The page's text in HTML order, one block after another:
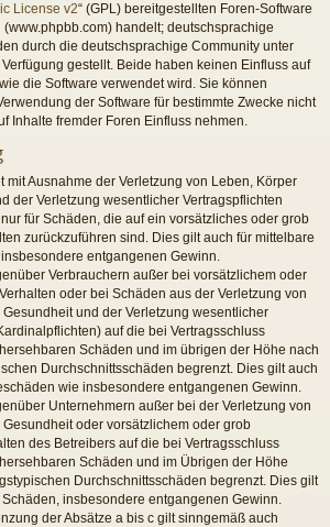
License v2“ (GPL) bereitgestellten Foren-Software
handelt; deutschsprachige
durch die deutschsprachige Community unter
gestellt. Beide haben keinen Einfluss auf
die Software verwendet wird. Sie können
der Software für bestimmte Zwecke nicht
Inhalte fremder Foren Einfluss nehmen.
mit Ausnahme der Verletzung von Leben, Körper
der Verletzung wesentlicher Vertragspflichten
für Schäden, die auf ein vorsätzliches oder grob
zurückzuführen sind. Dies gilt auch für mittelbare
entgangenen Gewinn.
Verbrauchern außer bei vorsätzlichem oder
oder bei Schäden aus der Verletzung von
und der Verletzung wesentlicher
auf die bei Vertragsschluss
Schäden und im übrigen der Höhe nach
Durchschnittsschäden begrenzt. Dies gilt auch
wie insbesondere entgangenen Gewinn.
Unternehmern außer bei der Verletzung von
oder vorsätzlichem oder grob
des Betreibers auf die bei Vertragsschluss
Schäden und im Übrigen der Höhe
Durchschnittsschäden begrenzt. Dies gilt
insbesondere entgangenen Gewinn.
der Absätze a bis c gilt sinngemäß auch